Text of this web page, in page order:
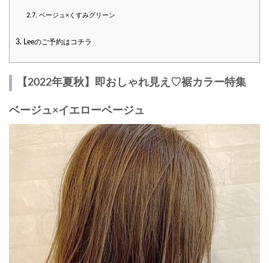
2.7. ベージュ×くすみグリーン
3. Leeのご予約はコチラ
【2022年夏秋】即おしゃれ見え♡裾カラー特集
ベージュ×イエローベージュ